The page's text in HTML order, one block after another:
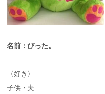
名前：びった。
〈好き〉
子供・夫